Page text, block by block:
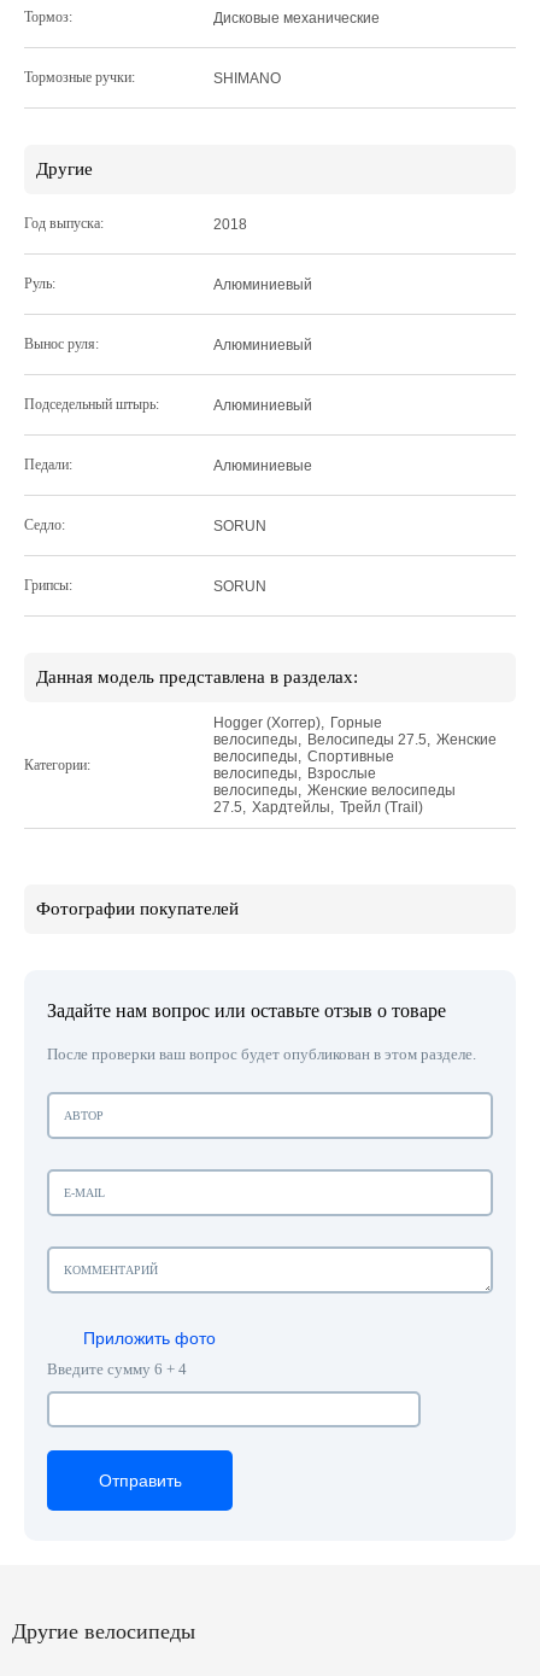
Тормоз: Дисковые механические
Тормозные ручки: SHIMANO
Другие
Год выпуска: 2018
Руль: Алюминиевый
Вынос руля: Алюминиевый
Подседельный штырь: Алюминиевый
Педали: Алюминиевые
Седло: SORUN
Грипсы: SORUN
Данная модель представлена в разделах:
Категории:
Hogger (Хоггер), Горные
велосипеды, Велосипеды 27.5, Женские
велосипеды, Спортивные
велосипеды, Взрослые
велосипеды, Женские велосипеды
27.5, Хардтейлы, Трейл (Trail)
Фотографии покупателей
Задайте нам вопрос или оставьте отзыв о товаре
После проверки ваш вопрос будет опубликован в этом разделе.
Приложить фото
Введите сумму 6 + 4
Отправить
Отправить
Отправить
Другие велосипеды